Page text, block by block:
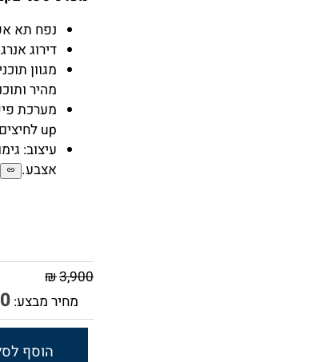
מפרט טכני
נפח תא אפייה: 72 ליטר (נפח גדול
דירוג אנרגטי: A – חסכוני ויעיל.
מהיר
₪3,900
מחיר מבצע: